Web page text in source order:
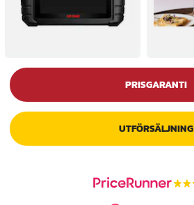
PRISGARANTI
UTFÖRSÄLJNING